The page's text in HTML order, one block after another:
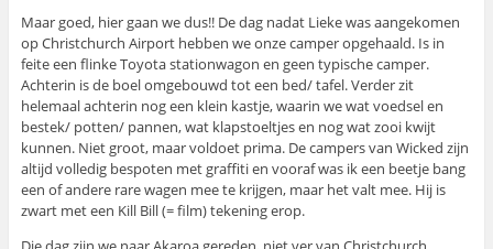
Maar goed, hier gaan we dus!! De dag nadat Lieke was aangekomen
op Christchurch Airport hebben we onze camper opgehaald. Is in
feite een flinke Toyota stationwagon en geen typische camper.
Achterin is de boel omgebouwd tot een bed/ tafel. Verder zit
helemaal achterin nog een klein kastje, waarin we wat voedsel en
bestek/ potten/ pannen, wat klapstoeltjes en nog wat zooi kwijt
kunnen. Niet groot, maar voldoet prima. De campers van Wicked zijn
altijd volledig bespoten met graffiti en vooraf was ik een beetje bang
een of andere rare wagen mee te krijgen, maar het valt mee. Hij is
zwart met een Kill Bill (= film) tekening erop.